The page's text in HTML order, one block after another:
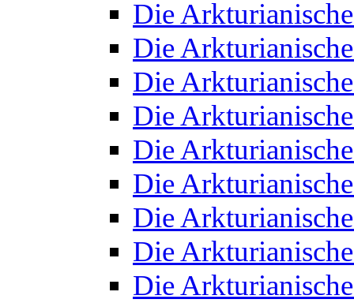
Die
Die
Die
Die
Die
Die
Die
Die
Die